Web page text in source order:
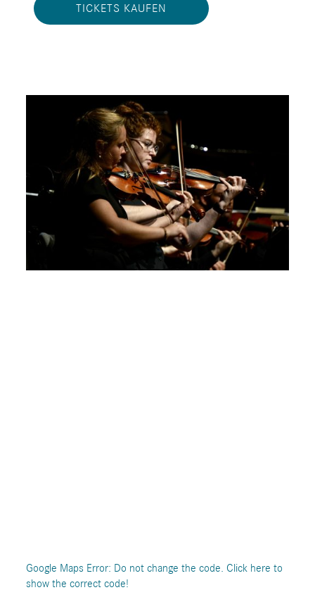
Google Maps Error: Do not change the code. Click here to
show the correct code!
TICKETS KAUFEN